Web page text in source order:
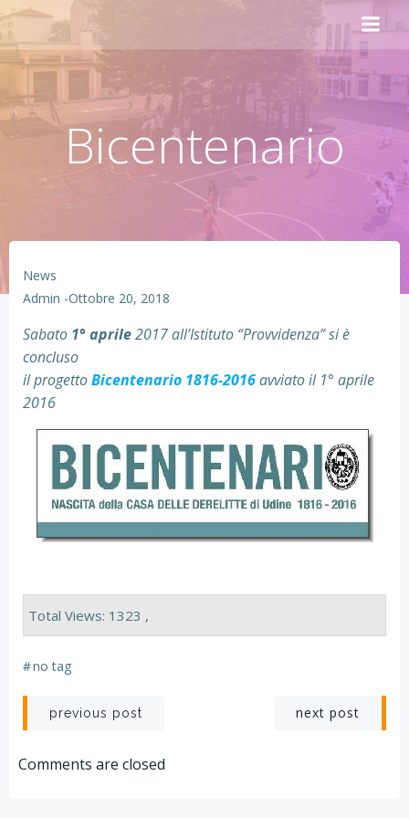
contenuto
Bicentenario
News
Admin -Ottobre 20, 2018
Sabato 1° aprile2017 all’Istituto “Provvidenza” si è
concluso
il progettoBicentenario 1816-2016avviato il 1° aprile
2016
Total Views: 1323 ,
#no tag
Navigazione
articoli
previous post
Navigazione
next post
Comments are closed